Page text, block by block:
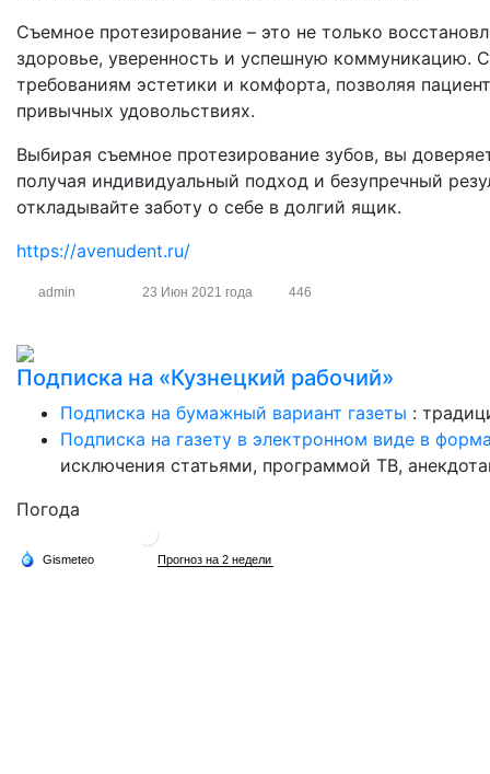
Съемное протезирование – это не только
здоровье, уверенность и успешную
требованиям эстетики и комфорта, позволяя
привычных удовольствиях.
Выбирая съемное протезирование зубов, вы
получая индивидуальный подход и безупречный
откладывайте заботу о себе в долгий ящик.
https://avenudent.ru/
admin 23 Июн 2021 года 446
Подписка на «Кузнецкий рабочий»
Подписка на бумажный вариант газеты :
Подписка на газету в электронном виде в
исключения статьями, программой ТВ,
Погода